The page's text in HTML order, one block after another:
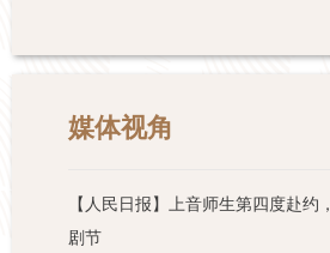
媒体视角
【人民日报】上音师生第四度赴约
剧节